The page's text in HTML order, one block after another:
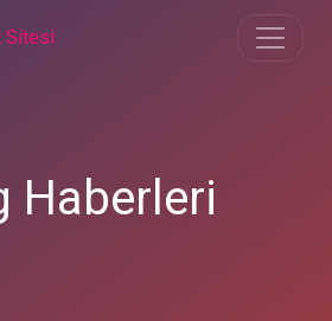
Haberleri